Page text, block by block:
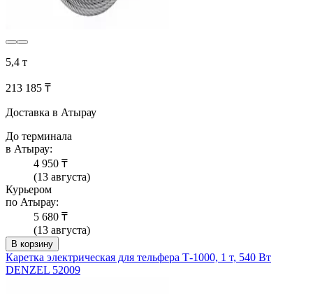
5,4 т
213 185 ₸
Доставка в Атырау
До терминала
в Атырау:
4 950 ₸
(13 августа)
Курьером
по Атырау:
5 680 ₸
(13 августа)
В корзину
Каретка электрическая для тельфера Т-1000, 1 т, 540 Вт
DENZEL 52009